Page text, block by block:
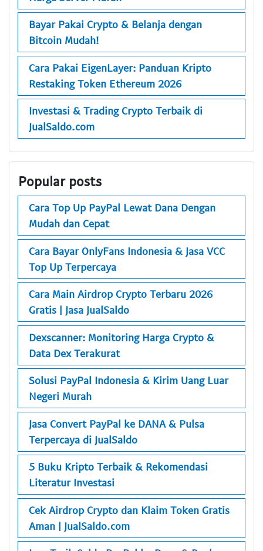
Bayar Pakai Crypto & Belanja dengan
Bitcoin Mudah!
Cara Pakai EigenLayer: Panduan Kripto
Restaking Token Ethereum 2026
Investasi & Trading Crypto Terbaik di
JualSaldo.com
Popular posts
Cara Top Up PayPal Lewat Dana Dengan
Mudah dan Cepat
Cara Bayar OnlyFans Indonesia & Jasa VCC
Top Up Terpercaya
Cara Main Airdrop Crypto Terbaru 2026
Gratis | Jasa JualSaldo
Dexscanner: Monitoring Harga Crypto &
Data Dex Terakurat
Solusi PayPal Indonesia & Kirim Uang Luar
Negeri Murah
Jasa Convert PayPal ke DANA & Pulsa
Terpercaya di JualSaldo
5 Buku Kripto Terbaik & Rekomendasi
Literatur Investasi
Cek Airdrop Crypto dan Klaim Token Gratis
Aman | JualSaldo.com